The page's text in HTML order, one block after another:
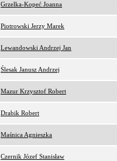
Grzelka-Kopeć Joanna
Piotrowski Jerzy Marek
Lewandowski Andrzej Jan
Ślesak Janusz Andrzej
Mazur Krzysztof Robert
Drabik Robert
Maśnica Agnieszka
Czernik Józef Stanisław